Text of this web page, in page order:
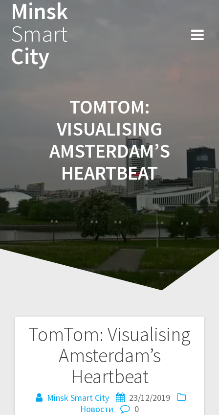
Minsk
Smart
City
TOMTOM:
VISUALISING
AMSTERDAM’S
HEARTBEAT
TomTom: Visualising
Amsterdam’s
Heartbeat
Minsk Smart City
23/12/2019
Новости
0
Навигация
записям